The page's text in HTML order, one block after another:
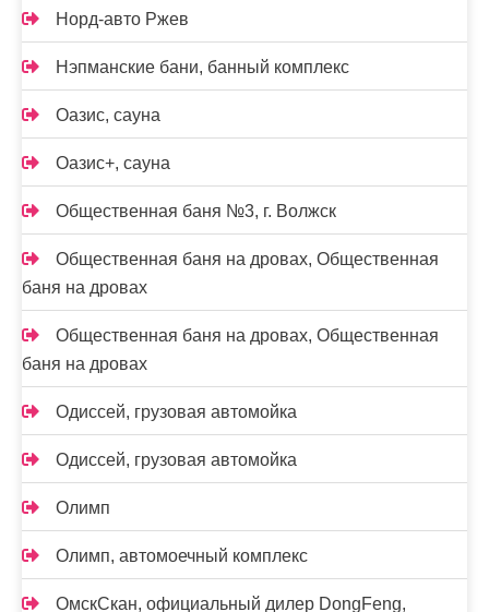
Норд-авто Ржев
Нэпманские бани, банный комплекс
Оазис, сауна
Оазис+, сауна
Общественная баня №3, г. Волжск
Общественная баня на дровах, Общественная
баня на дровах
Общественная баня на дровах, Общественная
баня на дровах
Одиссей, грузовая автомойка
Одиссей, грузовая автомойка
Олимп
Олимп, автомоечный комплекс
ОмскСкан, официальный дилер DongFeng,